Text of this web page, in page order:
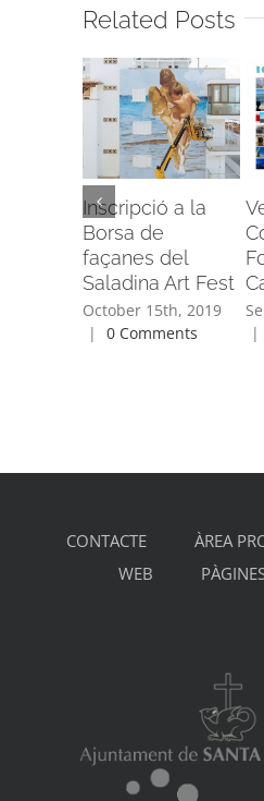
Related Posts
Inscripció a la
Borsa de
façanes del
Saladina Art Fest
October 15th, 2019
|
0 Comments
|
CONTACTE ÀREA
WEB